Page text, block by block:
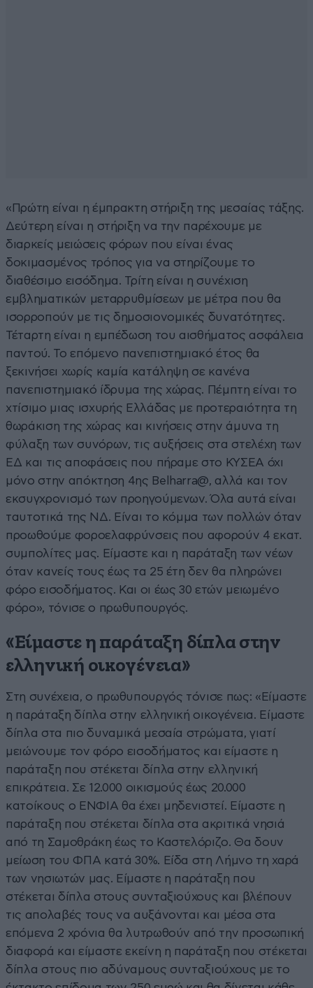
«Πρώτη είναι η έμπρακτη στήριξη της μεσαίας τάξης.
Δεύτερη είναι η στήριξη να την παρέχουμε με
διαρκείς μειώσεις φόρων που είναι ένας
δοκιμασμένος τρόπος για να στηρίζουμε το
διαθέσιμο εισόδημα. Τρίτη είναι η συνέχιση
εμβληματικών μεταρρυθμίσεων με μέτρα που θα
ισορροπούν με τις δημοσιονομικές δυνατότητες.
Τέταρτη είναι η εμπέδωση του αισθήματος ασφάλεια
παντού. Το επόμενο πανεπιστημιακό έτος θα
ξεκινήσει χωρίς καμία κατάληψη σε κανένα
πανεπιστημιακό ίδρυμα της χώρας. Πέμπτη είναι το
χτίσιμο μιας ισχυρής Ελλάδας με προτεραιότητα τη
θωράκιση της χώρας και κινήσεις στην άμυνα τη
φύλαξη των συνόρων, τις αυξήσεις στα στελέχη των
ΕΔ και τις αποφάσεις που πήραμε στο ΚΥΣΕΑ όχι
μόνο στην απόκτηση 4ης Belharra@, αλλά και τον
εκσυγχρονισμό των προηγούμενων. Όλα αυτά είναι
ταυτοτικά της ΝΔ. Είναι το κόμμα των πολλών όταν
προωθούμε φοροελαφρύνσεις που αφορούν 4 εκατ.
συμπολίτες μας. Είμαστε και η παράταξη των νέων
όταν κανείς τους έως τα 25 έτη δεν θα πληρώνει
φόρο εισοδήματος. Και οι έως 30 ετών μειωμένο
φόρο», τόνισε ο πρωθυπουργός.
«Είμαστε η παράταξη δίπλα στην
ελληνική οικογένεια»
Στη συνέχεια, ο πρωθυπουργός τόνισε πως: «Είμαστε
η παράταξη δίπλα στην ελληνική οικογένεια. Είμαστε
δίπλα στα πιο δυναμικά μεσαία στρώματα, γιατί
μειώνουμε τον φόρο εισοδήματος και είμαστε η
παράταξη που στέκεται δίπλα στην ελληνική
επικράτεια. Σε 12.000 οικισμούς έως 20.000
κατοίκους ο ΕΝΦΙΑ θα έχει μηδενιστεί. Είμαστε η
παράταξη που στέκεται δίπλα στα ακριτικά νησιά
από τη Σαμοθράκη έως το Καστελόριζο. Θα δουν
μείωση του ΦΠΑ κατά 30%. Είδα στη Λήμνο τη χαρά
των νησιωτών μας. Είμαστε η παράταξη που
στέκεται δίπλα στους συνταξιούχους και βλέπουν
τις απολαβές τους να αυξάνονται και μέσα στα
επόμενα 2 χρόνια θα λυτρωθούν από την προσωπική
διαφορά και είμαστε εκείνη η παράταξη που στέκεται
δίπλα στους πιο αδύναμους συνταξιούχους με το